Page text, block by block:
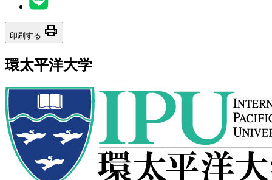
印刷する print
環太平洋大学